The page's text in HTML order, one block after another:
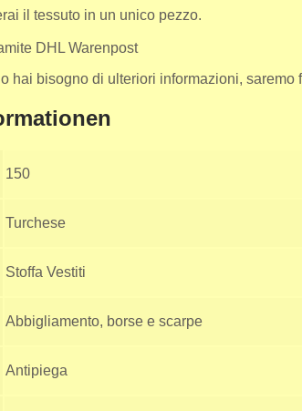
il tessuto in un unico pezzo.
DHL Warenpost
hai bisogno di ulteriori informazioni, saremo
150
Turchese
Stoffa Vestiti
Abbigliamento, borse e scarpe
Antipiega